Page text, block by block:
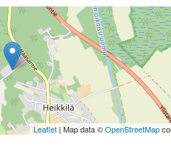
Leaflet | Map data ©OpenStreetMap